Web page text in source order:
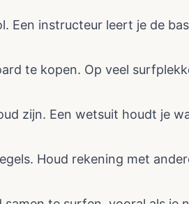
Een instructeur leert je de
te kopen. Op veel
zijn. Een wetsuit houdt je
Houd rekening met